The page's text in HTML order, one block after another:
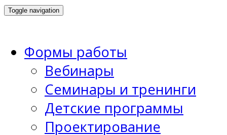
Toggle navigation
Формы работы
Вебинары
Семинары и тренинги
Детские программы
Проектирование